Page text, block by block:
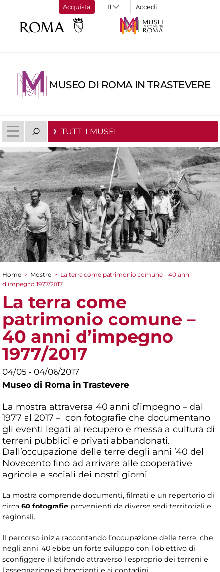
Acquista Accedi
MUSEO DI ROMA IN TRASTEVERE
TUTTI I MUSEI
Tu sei qui
Home > Mostre > La terra come patrimonio comune – 40 anni
d’impegno 1977/2017
La terra come
patrimonio comune –
40 anni d’impegno
1977/2017
04/05 - 04/06/2017
Museo di Roma in Trastevere
La mostra attraversa 40 anni d’impegno – dal
1977 al 2017 – con fotografie che documentano
gli eventi legati al recupero e messa a cultura di
terreni pubblici e privati abbandonati.
Dall’occupazione delle terre degli anni ’40 del
Novecento fino ad arrivare alle cooperative
agricole e sociali dei nostri giorni.
La mostra comprende documenti, filmati e un repertorio di
circa 60 fotografie provenienti da diverse sedi territoriali e
regionali.
Il percorso inizia raccontando l’occupazione delle terre, che
negli anni ’40 ebbe un forte sviluppo con l’obiettivo di
sconfiggere il latifondo attraverso l’esproprio dei terreni e
l’assegnazione ai braccianti e ai contadini.